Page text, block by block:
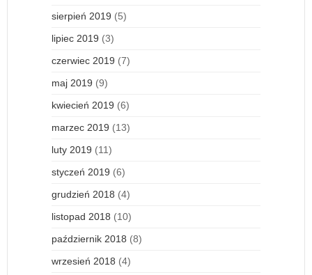
sierpień 2019 (5)
lipiec 2019 (3)
czerwiec 2019 (7)
maj 2019 (9)
kwiecień 2019 (6)
marzec 2019 (13)
luty 2019 (11)
styczeń 2019 (6)
grudzień 2018 (4)
listopad 2018 (10)
październik 2018 (8)
wrzesień 2018 (4)